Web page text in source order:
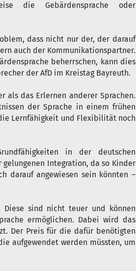
die Gebärdensprache oder
dass nicht nur der, der darauf
auch der Kommunikationspartner.
beherrschen, kann dies
der AfD im Kreistag Bayreuth.
als das Erlernen anderer Sprachen.
der Sprache in einem frühen
Lernfähigkeit und Flexibilität noch
in der deutschen
Integration, da so Kinder
darauf angewiesen sein könnten –
Diese sind nicht teuer und können
ermöglichen. Dabei wird das
Der Preis für die dafür benötigten
aufgewendet werden müssten, um